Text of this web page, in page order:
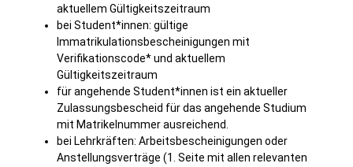
aktuellem Gültigkeitszeitraum
bei Student*innen: gültige
Immatrikulationsbescheinigungen mit
Verifikationscode* und aktuellem
Gültigkeitszeitraum
für angehende Student*innen ist ein aktueller
Zulassungsbescheid für das angehende Studium
mit Matrikelnummer ausreichend.
bei Lehrkräften: Arbeitsbescheinigungen oder
Anstellungsverträge (1. Seite mit allen relevanten